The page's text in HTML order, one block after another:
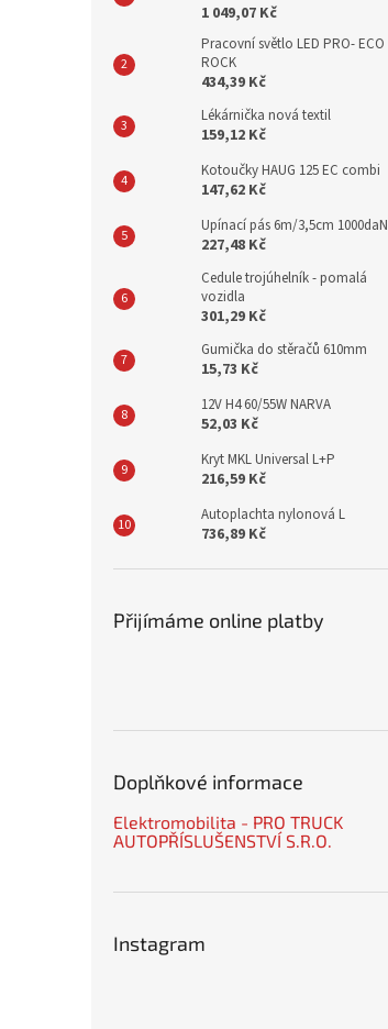
1 049,07 Kč
Pracovní světlo LED PRO- ECO
ROCK
434,39 Kč
Lékárnička nová textil
159,12 Kč
Kotoučky HAUG 125 EC combi
147,62 Kč
Upínací pás 6m/3,5cm 1000daN
227,48 Kč
Cedule trojúhelník - pomalá
vozidla
301,29 Kč
Gumička do stěračů 610mm
15,73 Kč
12V H4 60/55W NARVA
52,03 Kč
Kryt MKL Universal L+P
216,59 Kč
Autoplachta nylonová L
736,89 Kč
Přijímáme online platby
Doplňkové informace
Elektromobilita - PRO TRUCK
AUTOPŘÍSLUŠENSTVÍ S.R.O.
Instagram